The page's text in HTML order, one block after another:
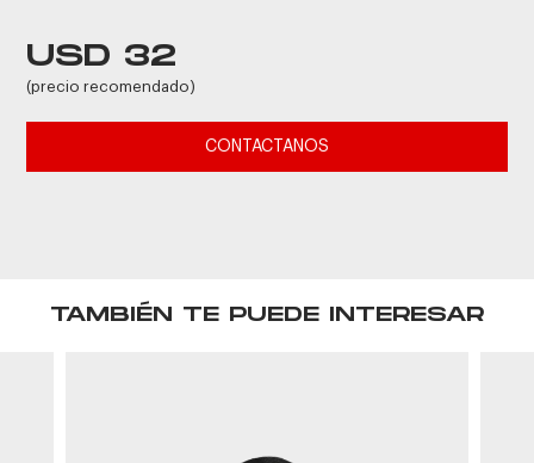
USD 32
(precio recomendado)
CONTACTANOS
TAMBIÉN TE PUEDE INTERESAR